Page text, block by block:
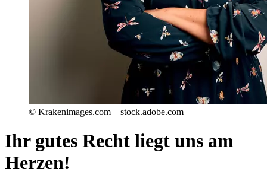
© Krakenimages.com – stock.adobe.com
Ihr gutes Recht liegt uns am
Herzen!